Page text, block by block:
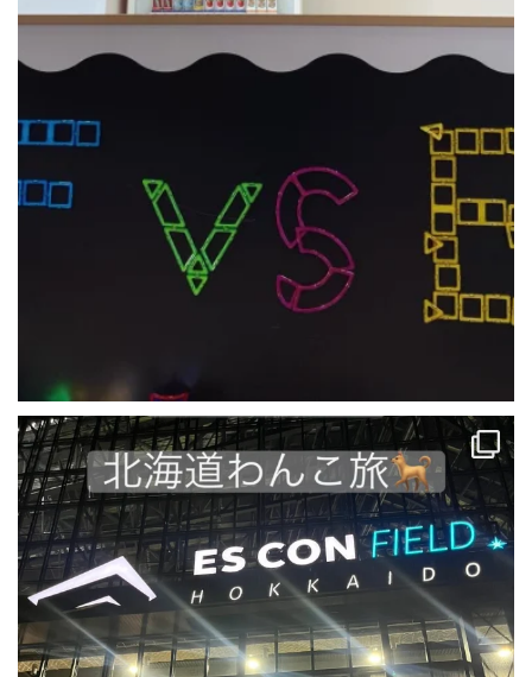
わんちゃんと北海道の旅❗️
北海道旅行でご利用いただいたお客様。...
19 0